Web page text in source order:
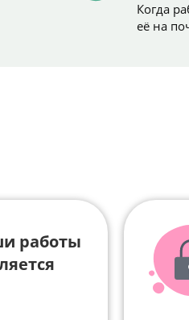
Когда
её на
работы